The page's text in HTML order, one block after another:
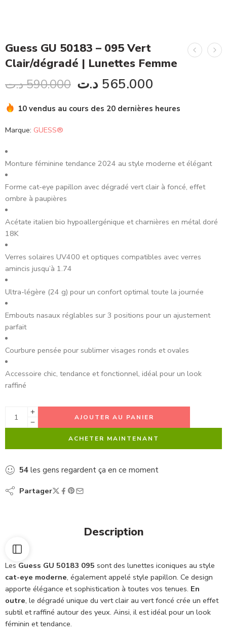
Guess GU 50183 – 095 Vert
Clair/dégradé | Lunettes Femme
590.000د.ت 565.000 د.ت
10 vendus au cours des 20 dernières heures
Marque: GUESS®
Monture féminine tendance 2024 au style moderne et élégant
Forme cat-eye papillon avec dégradé vert clair à foncé, effet
ombre à paupières
Acétate italien bio hypoallergénique et charnières en métal doré
18K
Verres solaires UV400 et optiques compatibles avec verres
amincis jusqu’à 1.74
Ultra-légère (24 g) pour un confort optimal toute la journée
Embouts nasaux réglables sur 3 positions pour un ajustement
parfait
Courbure pensée pour sublimer visages ronds et ovales
Accessoire chic, tendance et fonctionnel, idéal pour un look
raffiné
AJOUTER AU PANIER
ACHETER MAINTENANT
54 les gens regardent ça en ce moment
Partager
Description
Les Guess GU 50183 095 sont des lunettes iconiques au style
cat-eye moderne, également appelé style papillon. Ce design
apporte élégance et sophistication à toutes vos tenues. En
outre, le dégradé unique du vert clair au vert foncé crée un effet
subtil et raffiné autour des yeux. Ainsi, il est idéal pour un look
féminin et tendance.